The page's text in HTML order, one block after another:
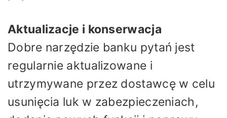
Aktualizacje i konserwacja
Dobre narzędzie banku pytań jest
regularnie aktualizowane i
utrzymywane przez dostawcę w celu
usunięcia luk w zabezpieczeniach,